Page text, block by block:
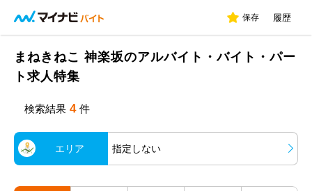
保存 履歴
まねきねこ 神楽坂のアルバイト・バイト・パー
ト求人特集
検索結果 4 件
エリア 指定しない